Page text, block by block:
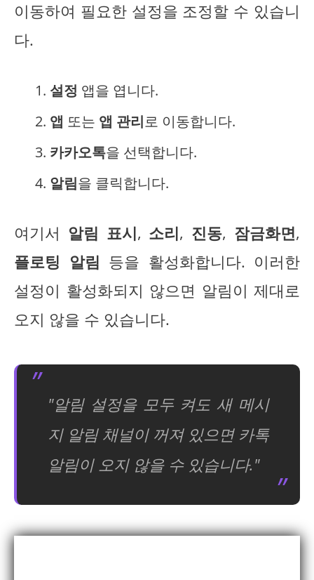
이동하여 필요한 설정을 조정할 수 있습니
다.
설정 앱을 엽니다.
앱 또는 앱 관리로 이동합니다.
카카오톡을 선택합니다.
알림을 클릭합니다.
여기서 알림 표시, 소리, 진동, 잠금화면,
플로팅 알림 등을 활성화합니다. 이러한
설정이 활성화되지 않으면 알림이 제대로
오지 않을 수 있습니다.
"알림 설정을 모두 켜도 새 메시
지 알림 채널이 꺼져 있으면 카톡
알림이 오지 않을 수 있습니다."